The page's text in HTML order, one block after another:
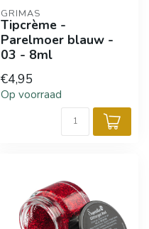
GRIMAS
Tipcrème -
Parelmoer blauw -
03 - 8ml
€4,95
Op voorraad